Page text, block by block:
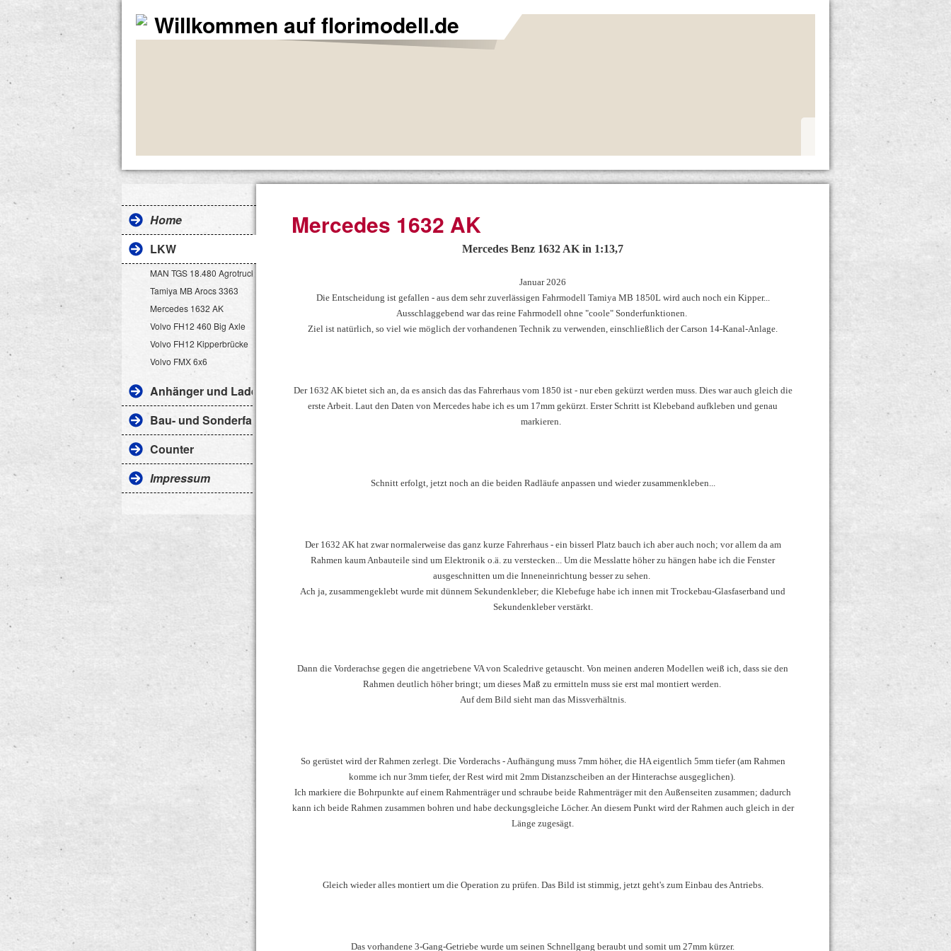
Willkommen auf florimodell.de
Home
LKW
MAN TGS 18.480 Agrotruck
Tamiya MB Arocs 3363
Mercedes 1632 AK
Volvo FH12 460 Big Axle
Volvo FH12 Kipperbrücke
Volvo FMX 6x6
Anhänger und Ladegut
Bau- und Sonderfahrzeuge
Counter
Impressum
Mercedes 1632 AK
Mercedes Benz 1632 AK in 1:13,7
Januar 2026
Die Entscheidung ist gefallen - aus dem sehr zuverlässigen Fahrmodell Tamiya MB 1850L wird auch noch ein Kipper...
Ausschlaggebend war das reine Fahrmodell ohne "coole" Sonderfunktionen.
Ziel ist natürlich, so viel wie möglich der vorhandenen Technik zu verwenden, einschließlich der Carson 14-Kanal-Anlage.
Der 1632 AK bietet sich an, da es ansich das das Fahrerhaus vom 1850 ist - nur eben gekürzt werden muss. Dies war auch gleich die
erste Arbeit. Laut den Daten von Mercedes habe ich es um 17mm gekürzt. Erster Schritt ist Klebeband aufkleben und genau
markieren.
Schnitt erfolgt, jetzt noch an die beiden Radläufe anpassen und wieder zusammenkleben...
Der 1632 AK hat zwar normalerweise das ganz kurze Fahrerhaus - ein bisserl Platz bauch ich aber auch noch; vor allem da am
Rahmen kaum Anbauteile sind um Elektronik o.ä. zu verstecken... Um die Messlatte höher zu hängen habe ich die Fenster
ausgeschnitten um die Inneneinrichtung besser zu sehen.
Ach ja, zusammengeklebt wurde mit dünnem Sekundenkleber; die Klebefuge habe ich innen mit Trockebau-Glasfaserband und
Sekundenkleber verstärkt.
Dann die Vorderachse gegen die angetriebene VA von Scaledrive getauscht. Von meinen anderen Modellen weiß ich, dass sie den
Rahmen deutlich höher bringt; um dieses Maß zu ermitteln muss sie erst mal montiert werden.
Auf dem Bild sieht man das Missverhältnis.
So gerüstet wird der Rahmen zerlegt. Die Vorderachs - Aufhängung muss 7mm höher, die HA eigentlich 5mm tiefer (am Rahmen
komme ich nur 3mm tiefer, der Rest wird mit 2mm Distanzscheiben an der Hinterachse ausgeglichen).
Ich markiere die Bohrpunkte auf einem Rahmenträger und schraube beide Rahmenträger mit den Außenseiten zusammen; dadurch
kann ich beide Rahmen zusammen bohren und habe deckungsgleiche Löcher. An diesem Punkt wird der Rahmen auch gleich in der
Länge zugesägt.
Gleich wieder alles montiert um die Operation zu prüfen. Das Bild ist stimmig, jetzt geht's zum Einbau des Antriebs.
Das vorhandene 3-Gang-Getriebe wurde um seinen Schnellgang beraubt und somit um 27mm kürzer.